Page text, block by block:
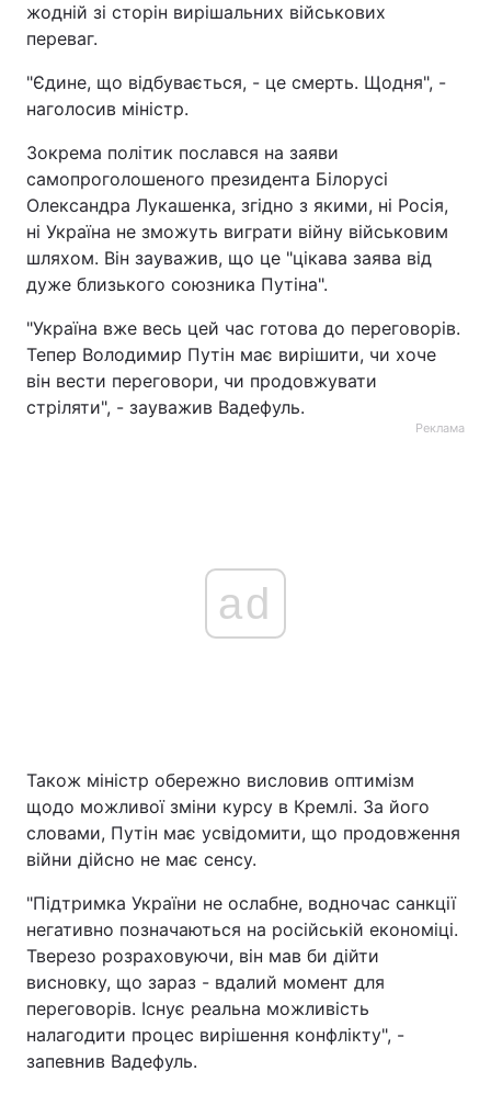
жодній зі сторін вирішальних військових
переваг.
"Єдине, що відбувається, - це смерть. Щодня", -
наголосив міністр.
Зокрема політик послався на заяви
самопроголошеного президента Білорусі
Олександра Лукашенка, згідно з якими, ні Росія,
ні Україна не зможуть виграти війну військовим
шляхом. Він зауважив, що це "цікава заява від
дуже близького союзника Путіна".
"Україна вже весь цей час готова до переговорів.
Тепер Володимир Путін має вирішити, чи хоче
він вести переговори, чи продовжувати
стріляти", - зауважив Вадефуль.
Реклама
ad
Також міністр обережно висловив оптимізм
щодо можливої зміни курсу в Кремлі. За його
словами, Путін має усвідомити, що продовження
війни дійсно не має сенсу.
"Підтримка України не ослабне, водночас санкції
негативно позначаються на російській економіці.
Тверезо розраховуючи, він мав би дійти
висновку, що зараз - вдалий момент для
переговорів. Існує реальна можливість
налагодити процес вирішення конфлікту", -
запевнив Вадефуль.